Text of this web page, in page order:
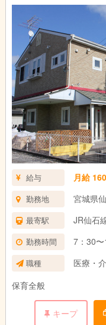
■パート
7:20～
8:00～
※時短勤
給与 月給
勤務地 宮城県
最寄駅 JR仙石
勤務時間 7：30〜
職種
医療・
保育全般
キープ